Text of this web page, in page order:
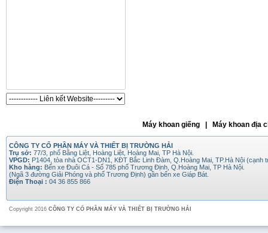
Máy khoan giếng | Máy khoan
CÔNG TY CỔ PHẦN MÁY VÀ THIẾT BỊ TRƯỜNG HẢI
Trụ sở: 77/3, phố Bằng Liệt, Hoàng Liệt, Hoàng Mai, TP Hà Nội.
VPGD: P1404, tòa nhà OCT1-DN1, KĐT Bắc Linh Đàm, Q.Hoàng Mai, TP.Hà Nội (cạnh
Kho hàng: Bến xe Đuôi Cá - Số 785 phố Trương Định, Q.Hoàng Mai, TP Hà Nội.
(Ngã 3 đường Giải Phóng và phố Trương Định) gần bến xe Giáp Bát.
Điện Thoại : 04 36 855 866
Copyright 2016 CÔNG TY CỔ PHẦN MÁY VÀ THIẾT BỊ TRƯỜNG HẢI